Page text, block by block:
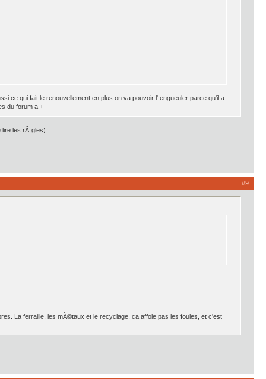
ce qui fait le renouvellement en plus on va pouvoir l' engueuler parce qu'il a
du forum a +
les rÃ¨gles)
#9
La ferraille, les mÃ©taux et le recyclage, ca affole pas les foules, et c'est